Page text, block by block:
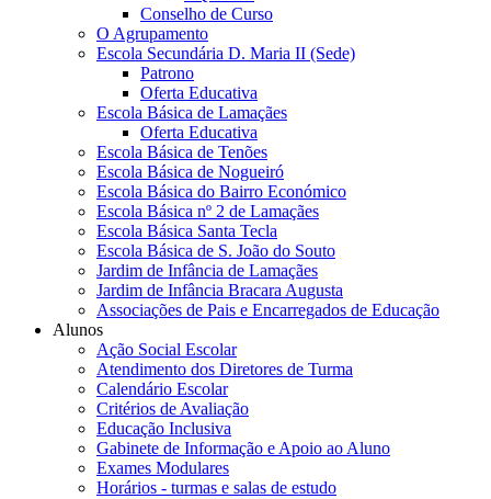
Conselho de Curso
O Agrupamento
Escola Secundária D. Maria II (Sede)
Patrono
Oferta Educativa
Escola Básica de Lamaçães
Oferta Educativa
Escola Básica de Tenões
Escola Básica de Nogueiró
Escola Básica do Bairro Económico
Escola Básica nº 2 de Lamaçães
Escola Básica Santa Tecla
Escola Básica de S. João do Souto
Jardim de Infância de Lamaçães
Jardim de Infância Bracara Augusta
Associações de Pais e Encarregados de Educação
Alunos
Ação Social Escolar
Atendimento dos Diretores de Turma
Calendário Escolar
Critérios de Avaliação
Educação Inclusiva
Gabinete de Informação e Apoio ao Aluno
Exames Modulares
Horários - turmas e salas de estudo